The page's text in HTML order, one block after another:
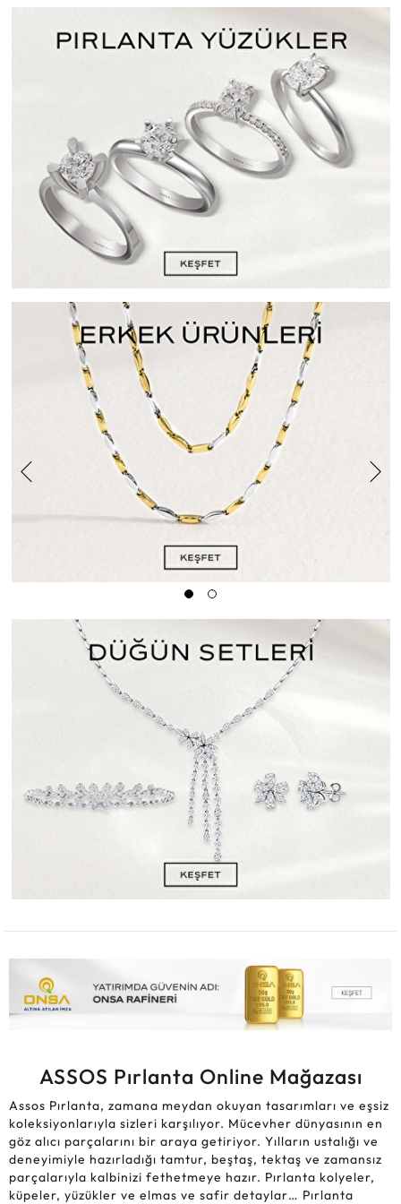
ASSOS Pırlanta Online Mağazası
Assos Pırlanta, zamana meydan okuyan tasarımları ve eşsiz
koleksiyonlarıyla sizleri karşılıyor. Mücevher dünyasının en
göz alıcı parçalarını bir araya getiriyor. Yılların ustalığı ve
deneyimiyle hazırladığı tamtur, beştaş, tektaş ve zamansız
parçalarıyla kalbinizi fethetmeye hazır. Pırlanta kolyeler,
küpeler, yüzükler ve elmas ve safir detaylar… Pırlanta